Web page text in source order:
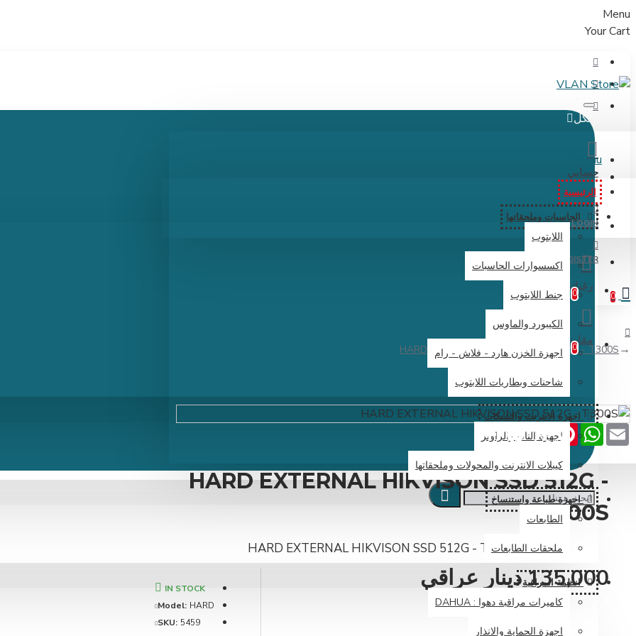
Menu
Your Cart
الكل
حسابي
رغباتي
0
مقارنة
0
Menu
الرئيسية
الحاسبات وملحقاتها
اللابتوب
اكسسوارات الحاسبات
جنط اللابتوب
الكيبورد والماوس
اجهزة الخزن هارد - فلاش - رام
شاحنات وبطاريات اللابتوب
اجهزة الانترنت والشبكات
اجهزة النانو والراوتر
كيبلات الانترنت والمحولات وملحقاتها
اجهزة طباعة واستنساخ
الطابعات
ملحقات الطابعات
انظمة المراقبة
كاميرات مراقبة دهوا : DAHUA
اجهزة الحماية والانذار
LOGIN
REGISTER
0
HARD EXTERNAL HIKVISON SSD 512G - T300S
Share
Facebook PinterestWhatsAppEmail
HARD EXTERNAL HIKVISON SSD 512G -
T300S
HARD EXTERNAL HIKVISON SSD 512G - T300S
135,000 دينار عراقي
IN STOCK
Model: HARD
SKU: 5459